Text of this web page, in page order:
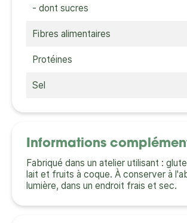
- dont sucres
Fibres alimentaires
Protéines
Sel
Informations
Fabriqué dans un atelier utilisant :
lait et fruits à coque. À conserver à
lumière, dans un endroit frais et sec.